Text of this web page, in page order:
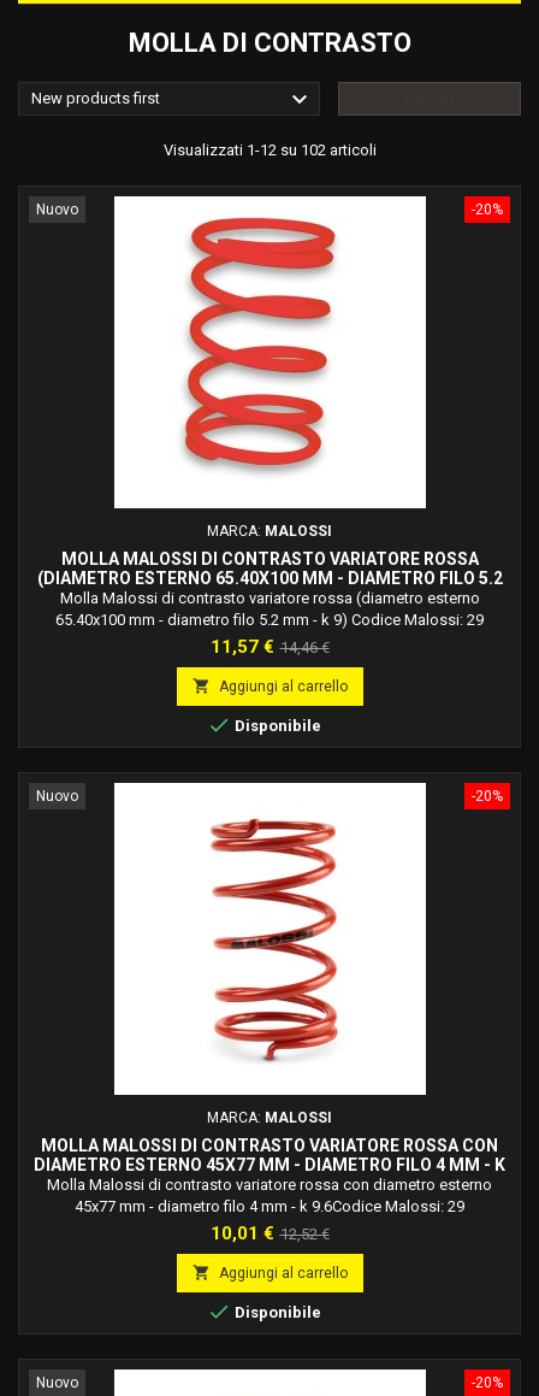
MOLLA DI CONTRASTO
New products first 
Visualizzati 1-12 su 102 articoli
-20%
Nuovo
MARCA: MALOSSI
MOLLA MALOSSI DI CONTRASTO VARIATORE ROSSA
(DIAMETRO ESTERNO 65.40X100 MM - DIAMETRO FILO 5.2
MM - K 9) 29 9976.R0
Molla Malossi di contrasto variatore rossa (diametro esterno
65.40x100 mm - diametro filo 5.2 mm - k 9) Codice Malossi: 29
9976.r0Molle in acciaio legato al silicio ad alto tenore di carbonio,
trattato termicamente, bilanciate dinamicamente, verniciate a forno e
studiate e calcolate per ogni applicazione specifica.
Prezzo
11,57 € Prezzo
base
14,46 €
 Aggiungi al carrello
 Disponibile
-20%
Nuovo
MARCA: MALOSSI
MOLLA MALOSSI DI CONTRASTO VARIATORE ROSSA CON
DIAMETRO ESTERNO 45X77 MM - DIAMETRO FILO 4 MM - K
9.6 29 6955.R0
Molla Malossi di contrasto variatore rossa con diametro esterno
45x77 mm - diametro filo 4 mm - k 9.6Codice Malossi: 29
6955.r0Molle in acciaio legato al silicio ad alto tenore di carbonio,
trattato termicamente, bilanciate dinamicamente, verniciate a forno e
studiate e calcolate per ogni applicazione specifica.
Prezzo
10,01 € Prezzo
base
12,52 €
 Aggiungi al carrello
 Disponibile
-20%
Nuovo